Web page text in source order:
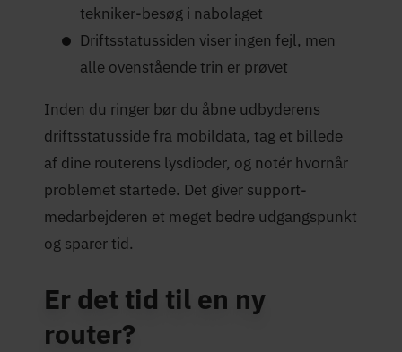
tekniker-besøg i nabolaget
Driftsstatussiden viser ingen fejl, men
alle ovenstående trin er prøvet
Inden du ringer bør du åbne udbyderens
driftsstatusside fra mobildata, tag et billede
af dine routerens lysdioder, og notér hvornår
problemet startede. Det giver support-
medarbejderen et meget bedre udgangspunkt
og sparer tid.
Er det tid til en ny
router?